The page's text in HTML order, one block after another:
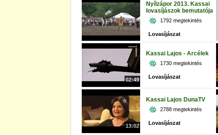
02:49
Nyílzápor 2013. Kassai
lovasíjászok bemutatója
1792 megtekintés
Lovasíjászat
13:02
Kassai Lajos - Arcélek
1730 megtekintés
Lovasíjászat
Kassai Lajos DunaTV
2788 megtekintés
Lovasíjászat